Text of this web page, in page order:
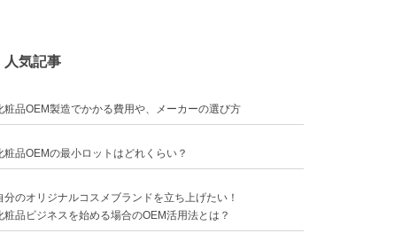
人気記事
粧品OEM製造でかかる費用や、メーカーの選び方
粧品OEMの最小ロットはどれくらい？
分のオリジナルコスメブランドを立ち上げたい！
粧品ビジネスを始める場合のOEM活用法とは？